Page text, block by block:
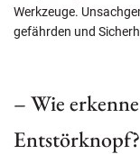
Werkzeuge.
gefährden und
– Wie
Entstörknopf?